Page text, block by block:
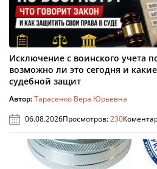
Исключение с воинского учета
возможно ли это сегодня и
судебной защит
Автор:Тарасенко Вера Юрьевна
06.08.2026Просмотров:230